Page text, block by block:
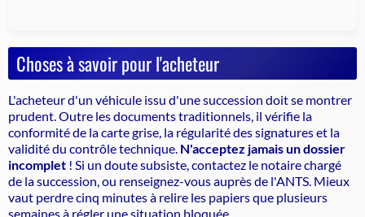
Choses à savoir pour l'acheteur
L'acheteur d'un véhicule issu d'une succession doit se montrer
prudent. Outre les documents traditionnels, il vérifie la
conformité de la carte grise, la régularité des signatures et la
validité du contrôle technique. N'acceptez jamais un dossier
incomplet ! Si un doute subsiste, contactez le notaire chargé
de la succession, ou renseignez-vous auprès de l'ANTS. Mieux
vaut perdre cinq minutes à relire les papiers que plusieurs
semaines à régler une situation bloquée.